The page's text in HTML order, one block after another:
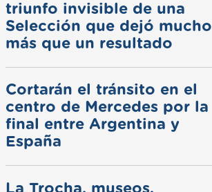
triunfo invisible de una
Selección que dejó mucho
más que un resultado
Cortarán el tránsito en el
centro de Mercedes por la
final entre Argentina y
España
La Trocha, museos,